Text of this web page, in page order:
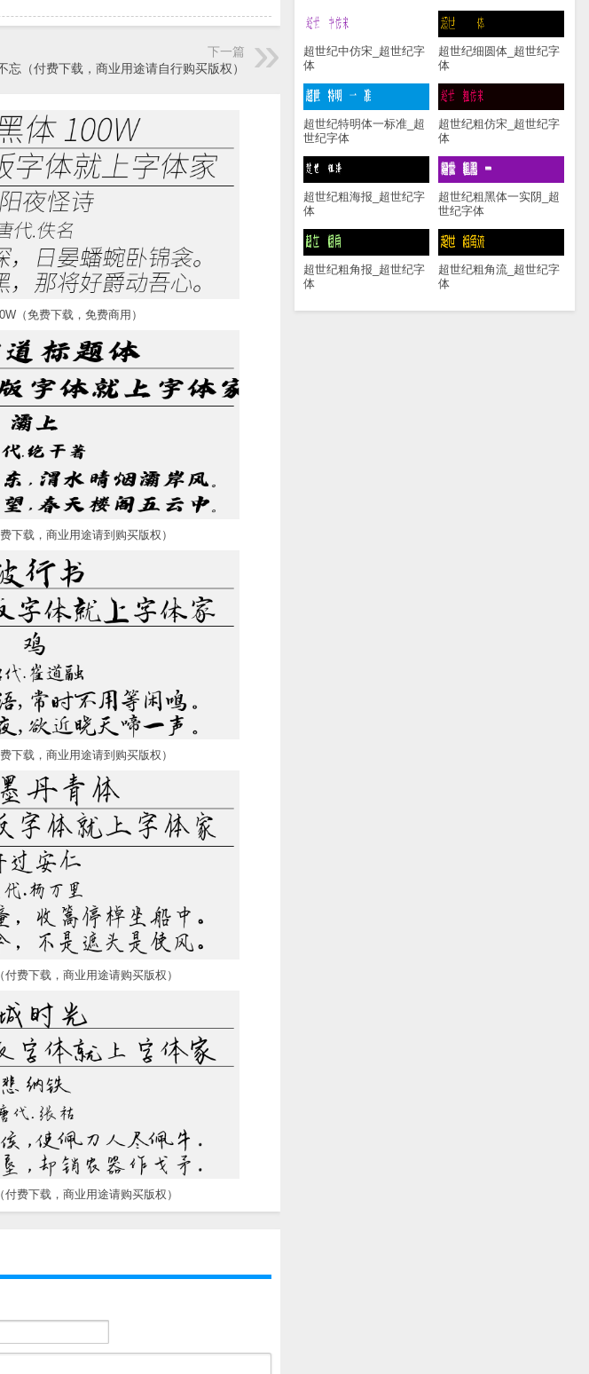
超世纪中仿宋_超世纪字
体
超世纪细圆体_超世纪字
体
超世纪特明体一标准_超
世纪字体
超世纪粗仿宋_超世纪字
体
超世纪粗海报_超世纪字
体
超世纪粗黑体一实阴_超
世纪字体
超世纪粗角报_超世纪字
体
超世纪粗角流_超世纪字
体
下一篇
忘（付费下载，商业用途请自行购买版权）
（免费下载，免费商用）
下载，商业用途请到购买版权）
下载，商业用途请到购买版权）
费下载，商业用途请购买版权）
费下载，商业用途请购买版权）